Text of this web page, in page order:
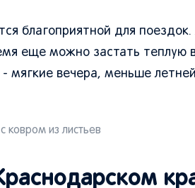
благоприятной для
еще можно застать теплую
мягкие вечера, меньше
ковром из листьев